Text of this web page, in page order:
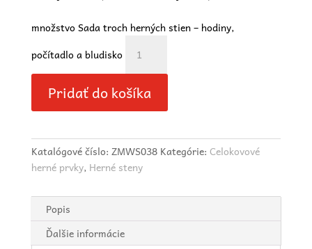
množstvo Sada troch herných stien – hodiny,
počítadlo a bludisko
Pridať do košíka
Katalógové číslo: ZMWS038 Kategórie: Celokovové
herné prvky, Herné steny
Popis
Ďalšie informácie